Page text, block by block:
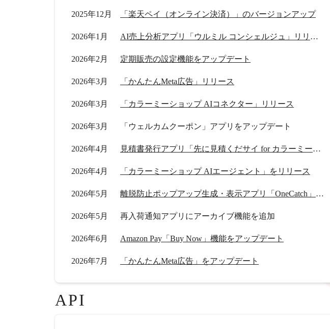
2025年12月 「楽天ペイ（オンライン決済）」のバージョンアップ
2026年1月 AI売上分析アプリ「ウルミル コンシェルジュ」リリース
2026年2月 定期販売の設定機能をアップデート
2026年3月 「かんたんMeta広告」リリース
2026年3月 「カラーミーショップ AIコネクター」リリース
2026年3月 「ウェルカムクーポン」アプリをアップデート
2026年4月 見積書発行アプリ「先に見積くだサイ for カラーミーショップ」リリース
2026年4月 「カラーミーショップ AIエージェント」をリリース
2026年5月 離脱防止ポップアップ生成・表示アプリ「OneCatch」リリース
2026年5月 再入荷通知アプリにアーカイブ機能を追加
2026年6月 Amazon Pay「Buy Now」機能をアップデート
2026年7月 「かんたんMeta広告」をアップデート
API